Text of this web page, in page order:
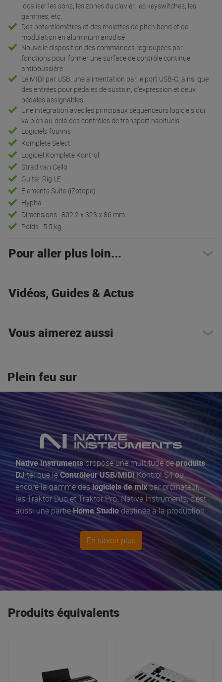
localiser les sons, les zones du clavier, les keyswitches, les
gammes, etc.
Des potentiomètres et des molettes de pitch bend et de
modulation en aluminium anodisé
Nouvelle disposition des commandes regroupées par
fonctions pour former une surface de contrôle continue
antipoussière
Le MIDI par USB, une alimentation par le port USB-C, ainsi que
des entrées pour pédales de sustain, d’expression et deux
pédales assignables
Une intégration avec les principaux séquenceurs logiciels qui
va bien au-delà des contrôles de transport habituels
Logiciels fournis :
Komplete Select
Logiciel Komplete Kontrol
Stradivari Cello
Guitar Rig LE
Elements Suite (iZotope)
Hypha
Dimensions : 802.2 x 323 x 86 mm
Poids : 5.5 kg
Pour aller plus loin...
Vidéos, Guides & Actus
Vous aimerez aussi
Plein feu sur
Native Instrumentspropose une multitude deproduits
DJtel que leContrôleur USB/MIDIKontrol S4 ou
encore la gamme deslogiciels de mixpar ordinateur,
les Traktor Duo et Traktor Pro. Native Instruments, c'est
aussi une partieHome Studio destinée à la production
musicale par des Contrôleurs comme leMaschine+.
En savoir plus
Produits équivalents